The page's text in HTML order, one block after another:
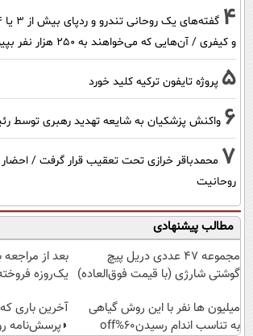
4
و کیفری / آن‌هایی که می‌خواهند به ۲۵۰ هزار نفر بپیوندند بدانند ...
5 پروژه تایفون ترکیه کلید خورد
6 واکنش پزشکیان به شایعه تهدید رهبری توسط
7 محمدباقر خرازی تحت تعقیب قرار گرفت / احضار
روحانیت
مطالب پیشنهادی
مجموعه 47 عددی دریل پیچ
گوشتی شارژی‌ (با قیمت فوق‌العاده) یک‌روزه
میلیون ها نفر با این روش گیاهی
به تناسب اندام رسیدن60%off
آخرین باری
◗پرسش‌نامه